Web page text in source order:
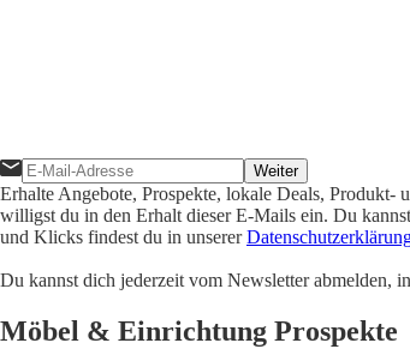
Weiter
Erhalte Angebote, Prospekte, lokale Deals,
willigst du in den Erhalt dieser E-Mails ein. Du
und Klicks findest du in unserer
Du kannst dich jederzeit vom Newsletter abmelden,
Möbel & Einrichtung Prospekte